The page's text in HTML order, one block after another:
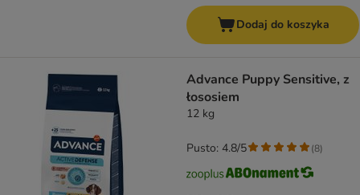
Dodaj do koszyka
Advance Puppy Sensitive, z
łososiem
12 kg
Pusto: 4.8/5 (8)